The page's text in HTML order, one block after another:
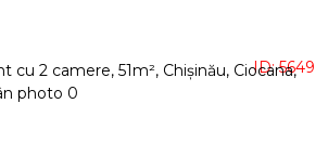
ID: 5649